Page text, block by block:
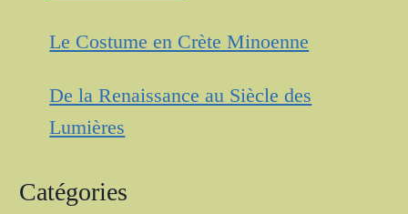
Le Costume en Crète Minoenne
De la Renaissance au Siècle des
Lumières
Catégories